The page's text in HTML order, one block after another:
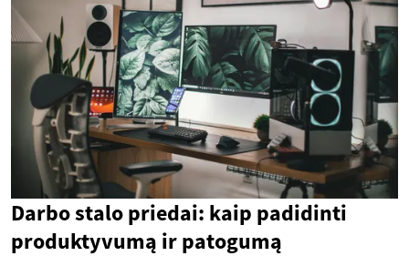
Darbo stalo priedai: kaip padidinti
produktyvumą ir patogumą